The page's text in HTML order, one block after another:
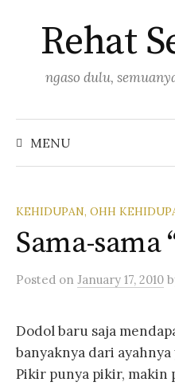
content
Rehat
ngaso dulu,
MENU
KEHIDUPAN, OHH
Sama-sama
Posted on January 17, 2010
Dodol baru saja
banyaknya dari
Pikir punya pikir, makin